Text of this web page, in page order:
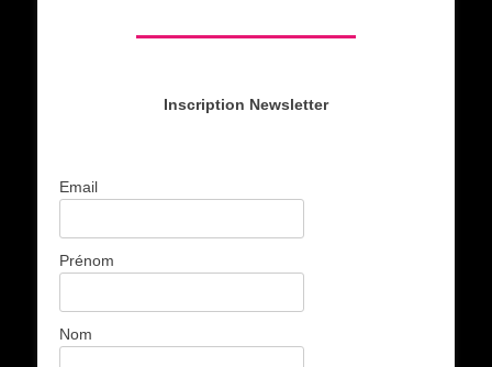
Inscription Newsletter
Email
Prénom
Nom